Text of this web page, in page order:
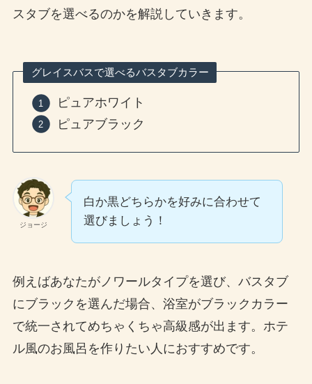
スタブを選べるのかを解説していきます。
グレイスバスで選べるバスタブカラー
ピュアホワイト
ピュアブラック
ジョージ
白か黒どちらかを好みに合わせて
選びましょう！
例えばあなたがノワールタイプを選び、バスタブ
にブラックを選んだ場合、浴室がブラックカラー
で統一されてめちゃくちゃ高級感が出ます。ホテ
ル風のお風呂を作りたい人におすすめです。